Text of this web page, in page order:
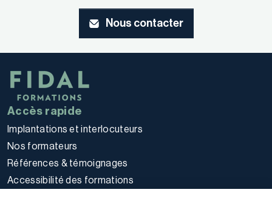
Nous contacter
Accès rapide
Implantations et interlocuteurs
Nos formateurs
Références & témoignages
Accessibilité des formations